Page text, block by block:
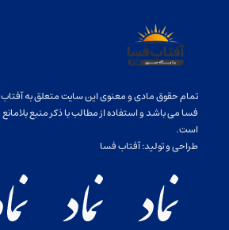
تمام حقوق مادی و معنوی این سایت متعلق به آفتاب
فسا می باشد و استفاده از مطالب با ذکر منبع بلامانع
است.
طراحی و تولید:آفتاب فسا